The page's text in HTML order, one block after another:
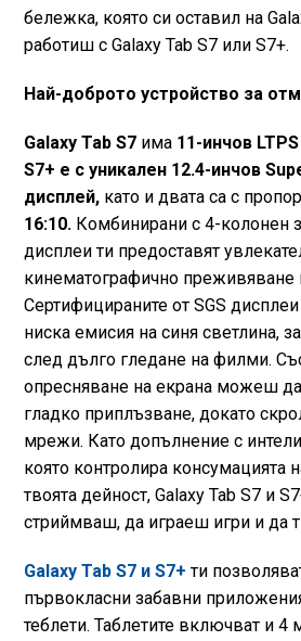
бележка, която си оставил на
работиш с Galaxy Tab S7 или S7+.
Най-доброто устройство за
Galaxy Tab S7има 11-инчов
S7+ е с уникален 12.4-инчов
дисплей,като и двата са с
16:10.Комбинирани с 4-колонен
дисплеи ти предоставят
кинематографично преживяване
Сертифицираните от SGS
ниска емисия на синя светлина,
след дълго гледане на филми.
опресняване на екрана можеш
гладко приплъзване, докато
мрежи. Като допълнение с
която контролира консумацията
твоята дейност, Galaxy Tab S7 и
стриймваш, да играеш игри и да
Galaxy Tab S7 и S7+ ти
първокласни забавни
теблети. Таблетите включват и 4